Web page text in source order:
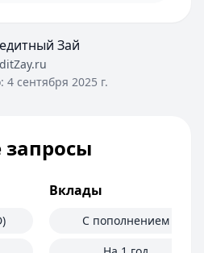
Зай
4 сентября 2025 г.
Вклады
С пополнением